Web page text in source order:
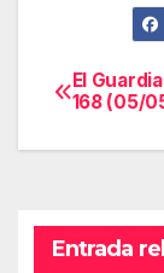
de
El
168 (05/
Entrada